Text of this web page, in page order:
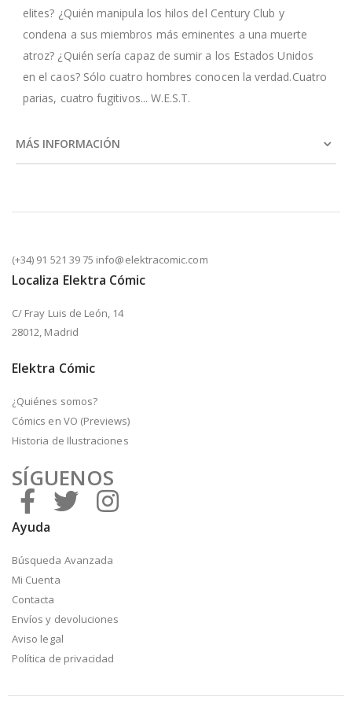
elites? ¿Quién manipula los hilos del Century Club y
condena a sus miembros más eminentes a una muerte
atroz? ¿Quién sería capaz de sumir a los Estados Unidos
en el caos? Sólo cuatro hombres conocen la verdad.Cuatro
parias, cuatro fugitivos... W.E.S.T.
MÁS INFORMACIÓN
(+34) 91 521 39 75 info@elektracomic.com
Localiza Elektra Cómic
C/ Fray Luis de León, 14
28012, Madrid
Elektra Cómic
¿Quiénes somos?
Cómics en VO (Previews)
Historia de Ilustraciones
SÍGUENOS
Ayuda
Búsqueda Avanzada
Mi Cuenta
Contacta
Envíos y devoluciones
Aviso legal
Política de privacidad